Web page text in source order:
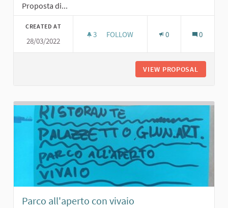
Proposta di...
CREATED AT
28/03/2022
3 3 FOLLOWERS
FOLLOW 0 0
VIEW PROPOSAL
Parco all'aperto con vivaio